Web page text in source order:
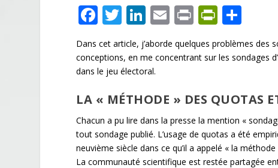
F
ac
e
b
o
o
k
T
w
itt
er
Li
n
k
e
dI
n
E
ai
Pr
t
Pr
in
tF
e
n
dl
y
ar
ta
er
Dans cet article, j’aborde quelques problèmes des
conceptions, en me concentrant sur les sondages
dans le jeu électoral.
LA « MÉTHODE » DES QUOTAS
Chacun a pu lire dans la presse la mention «
tout sondage publié. L’usage de quotas a été
neuvième siècle dans ce qu’il a appelé « la
La communauté scientifique est restée partagée